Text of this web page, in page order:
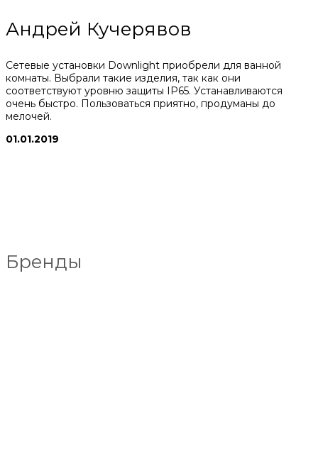
Андрей Кучерявов
Сетевые установки Downlight приобрели для ванной
комнаты. Выбрали такие изделия, так как они
соответствуют уровню защиты IP65. Устанавливаются
очень быстро. Пользоваться приятно, продуманы до
мелочей.
01.01.2019
Бренды